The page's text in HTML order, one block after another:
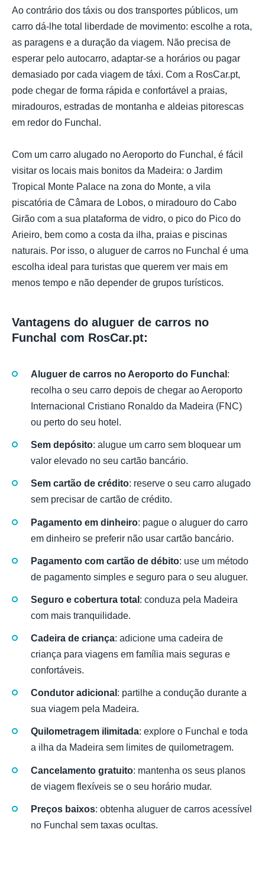
Ao contrário dos táxis ou dos transportes públicos, um
carro dá-lhe total liberdade de movimento: escolhe a rota,
as paragens e a duração da viagem. Não precisa de
esperar pelo autocarro, adaptar-se a horários ou pagar
demasiado por cada viagem de táxi. Com a RosCar.pt,
pode chegar de forma rápida e confortável a praias,
miradouros, estradas de montanha e aldeias pitorescas
em redor do Funchal.
Com um carro alugado no Aeroporto do Funchal, é fácil
visitar os locais mais bonitos da Madeira: o Jardim
Tropical Monte Palace na zona do Monte, a vila
piscatória de Câmara de Lobos, o miradouro do Cabo
Girão com a sua plataforma de vidro, o pico do Pico do
Arieiro, bem como a costa da ilha, praias e piscinas
naturais. Por isso, o aluguer de carros no Funchal é uma
escolha ideal para turistas que querem ver mais em
menos tempo e não depender de grupos turísticos.
Vantagens do aluguer de carros no
Funchal com RosCar.pt:
Aluguer de carros no Aeroporto do Funchal :
recolha o seu carro depois de chegar ao Aeroporto
Internacional Cristiano Ronaldo da Madeira (FNC)
ou perto do seu hotel.
Sem depósito: alugue um carro sem bloquear um
valor elevado no seu cartão bancário.
Sem cartão de crédito: reserve o seu carro alugado
sem precisar de cartão de crédito.
Pagamento em dinheiro: pague o aluguer do carro
em dinheiro se preferir não usar cartão bancário.
Pagamento com cartão de débito: use um método
de pagamento simples e seguro para o seu aluguer.
Seguro e cobertura total : conduza pela Madeira
com mais tranquilidade.
Cadeira de criança: adicione uma cadeira de
criança para viagens em família mais seguras e
confortáveis.
Condutor adicional : partilhe a condução durante a
sua viagem pela Madeira.
Quilometragem ilimitada: explore o Funchal e toda
a ilha da Madeira sem limites de quilometragem.
Cancelamento gratuito: mantenha os seus planos
de viagem flexíveis se o seu horário mudar.
Preços baixos: obtenha aluguer de carros acessível
no Funchal sem taxas ocultas.